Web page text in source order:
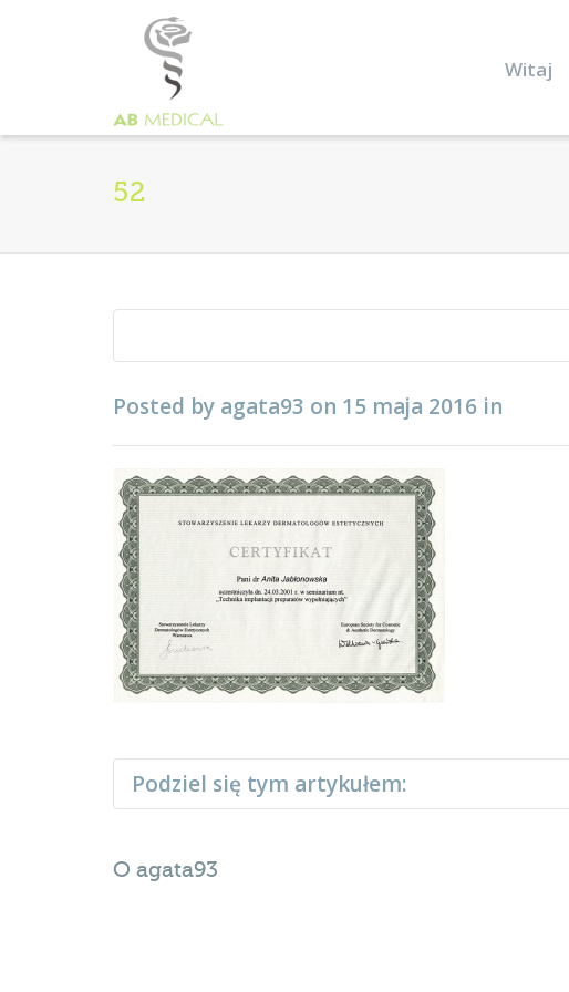
Witaj
52
Posted by agata93 on 15 maja 2016 in
Podziel się tym artykułem:
O agata93